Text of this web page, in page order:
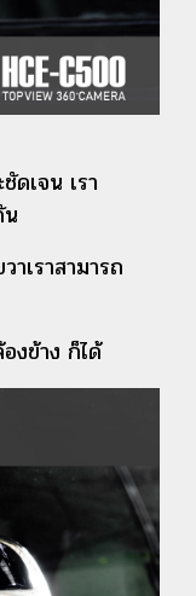
ดเจน เรา
าเราสามารถ
งข้าง ก็ได้